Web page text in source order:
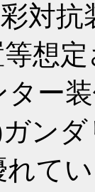
対抗
想
ー
ン
れて